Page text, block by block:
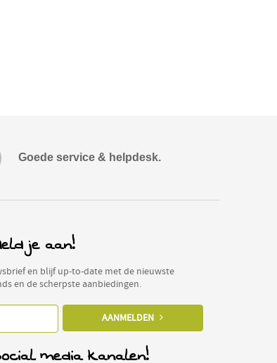
Goede service & helpdesk.
je aan!
en blijf up-to-date met de nieuwste
en de scherpste aanbiedingen.
AANMELDEN
media kanalen!